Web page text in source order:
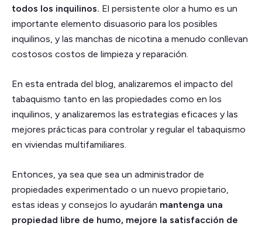
todos los inquilinos. El persistente olor a humo es un
importante elemento disuasorio para los posibles
inquilinos, y las manchas de nicotina a menudo conllevan
costosos costos de limpieza y reparación.
En esta entrada del blog, analizaremos el impacto del
tabaquismo tanto en las propiedades como en los
inquilinos, y analizaremos las estrategias eficaces y las
mejores prácticas para controlar y regular el tabaquismo
en viviendas multifamiliares.
Entonces, ya sea que sea un administrador de
propiedades experimentado o un nuevo propietario,
estas ideas y consejos lo ayudarán mantenga una
propiedad libre de humo, mejore la satisfacción de